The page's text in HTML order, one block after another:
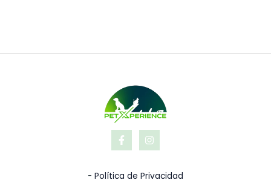
- Política de Privacidad